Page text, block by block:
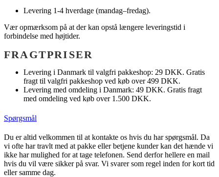
Levering 1-4 hverdage (mandag–fredag).
Vær opmærksom på at der kan opstå længere leveringstid i
forbindelse med højtider.
FRAGTPRISER
Levering i Danmark til valgfri pakkeshop: 29 DKK. Gratis
fragt til valgfri pakkeshop ved køb over 499 DKK.
Levering med omdeling i Danmark: 49 DKK. Gratis fragt
med omdeling ved køb over 1.500 DKK.
Spørgsmål
Du er altid velkommen til at kontakte os hvis du har spørgsmål. Da
vi ofte har travlt med at pakke eller betjene kunder kan det hænde vi
ikke har mulighed for at tage telefonen. Send derfor hellere en mail
hvis du vil være sikker på svar. Vi svarer som regel inden for kort tid
eller samme dag.